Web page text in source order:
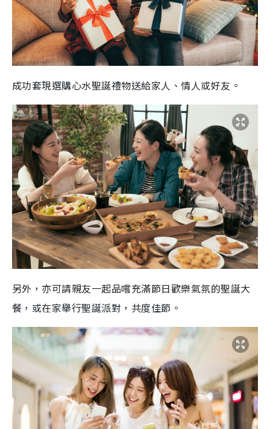
成功套現選購心水聖誕禮物送給家人、情人或好友。
另外，亦可請親友一起品嚐充滿節日歡樂氣氛的聖誕大
餐，或在家舉行聖誕派對，共度佳節。